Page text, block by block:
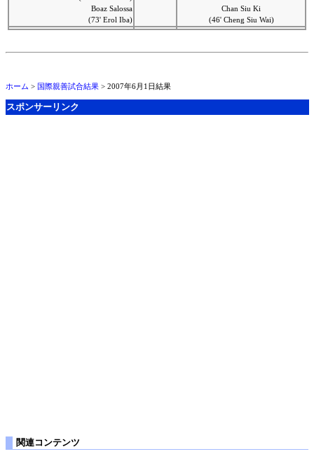
Boaz Salossa
(73' Erol Iba)
Chan Siu Ki
(46' Cheng Siu Wai)
ホーム > 国際親善試合結果 > 2007年6月1日結果
スポンサーリンク
関連コンテンツ